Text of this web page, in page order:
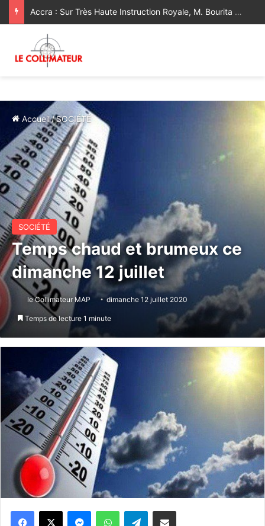
Mercredi 22 juillet : Température du jour en hausse sur la Méditerranée et les plaines atlantiques Nord
Accueil/SOCIÉTÉ
SOCIÉTÉ
Temps chaud et brumeux ce
dimanche 12 juillet
le Collimateur MAP dimanche 12 juillet 2020
Temps de lecture 1 minute
WhatsApp Telegram